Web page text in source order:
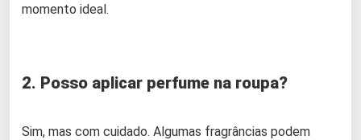
momento ideal.
2. Posso aplicar perfume na roupa?
Sim, mas com cuidado. Algumas fragrâncias podem